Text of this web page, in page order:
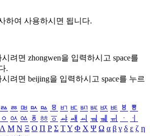
하여 사용하시면 됩니다.
려면 zhongwen을 입력하시고 space를
.
려면 beijing을 입력하시고 space를 누르
ㅬ ㅭ ㅮ ㅯ ㅰ ㅱ ㅲ ㅳ ㅴ ㅵ ㅶ ㅷ ㅸ
ㅹ
ㆁ ㆂ ㆃ ㆄ ㆅ ㆆ ㆇ ㆈ ㆉ ㆊ ㆋ ㆌ ㆍ
ㆎ
Λ Μ Ν Ξ Ο Π Ρ Σ ΤΥ Φ Χ Ψ Ω α β γ δ ε ζ η